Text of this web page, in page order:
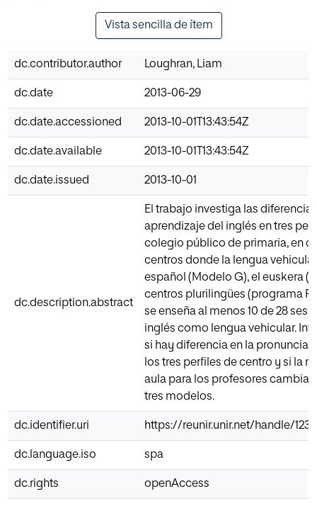
Vista sencilla de ítem
dc.contributor.author Loughran, Liam
dc.date 2013-06-29
dc.date.accessioned 2013-10-01T13:43:54Z
dc.date.available 2013-10-01T13:43:54Z
dc.date.issued 2013-10-01
dc.description.abstract
El trabajo investiga las
aprendizaje del inglés en tres
colegio público de primaria, en
centros donde la lengua
español (Modelo G), el euskera
centros plurilingües (programa
se enseña al menos 10 de 28
inglés como lengua vehicular.
si hay diferencia en la
los tres perfiles de centro y si la
aula para los profesores cambia
tres modelos.
dc.identifier.uri https://reunir.unir.net/handle/
dc.language.iso spa
dc.rights openAccess